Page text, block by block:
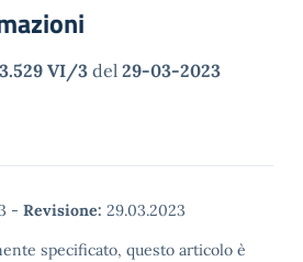
VI/3 del 29-03-2023
- Revisione: 29.03.2023
specificato, questo articolo è